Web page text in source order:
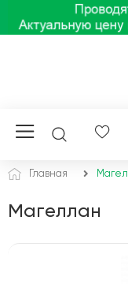
Главная
Магеллан